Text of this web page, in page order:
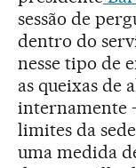
sessão de
dentro do
nesse tipo de
as queixas de
internamente
limites da
uma medida